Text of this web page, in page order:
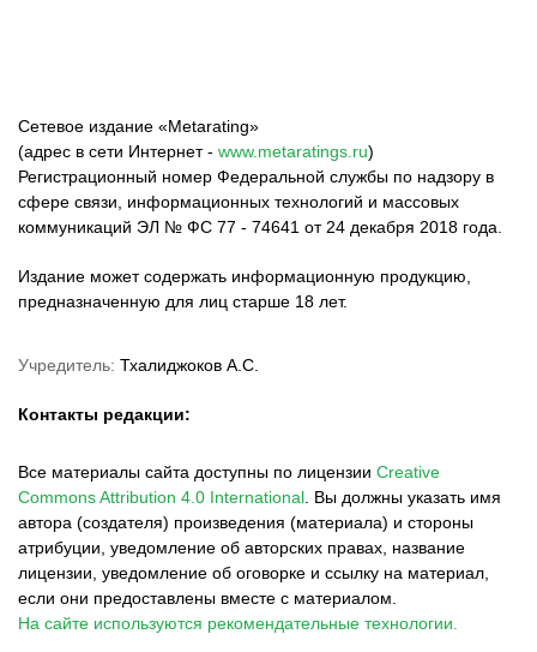
Сетевое издание «Metarating»
(адрес в сети Интернет - www.metaratings.ru)
Регистрационный номер Федеральной службы по надзору в
сфере связи, информационных технологий и массовых
коммуникаций ЭЛ № ФС 77 - 74641 от 24 декабря 2018 года.
Издание может содержать информационную продукцию,
предназначенную для лиц старше 18 лет.
Учредитель: Тхалиджоков А.С.
Контакты редакции:
Все материалы сайта доступны по лицензии Creative
Commons Attribution 4.0 International Вы должны указать имя
автора (создателя) произведения (материала) и стороны
атрибуции, уведомление об авторских правах, название
лицензии, уведомление об оговорке и ссылку на материал,
если они предоставлены вместе с материалом.
На сайте используются рекомендательные технологии.